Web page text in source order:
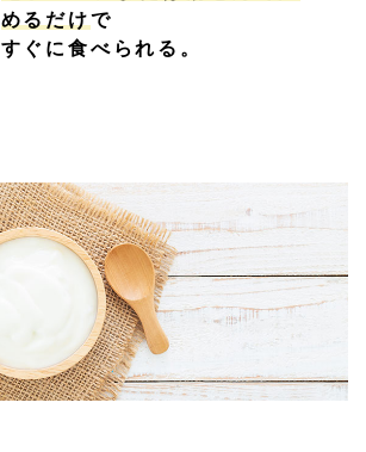
めるだけで
すぐに食べられる。